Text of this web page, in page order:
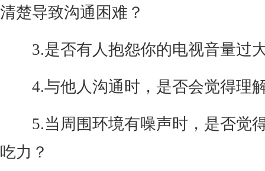
清楚导致沟通困难？
3.是否有人抱怨你的电视音量过
4.与他人沟通时，是否会觉得理
5.当周围环境有噪声时，是否觉
吃力？